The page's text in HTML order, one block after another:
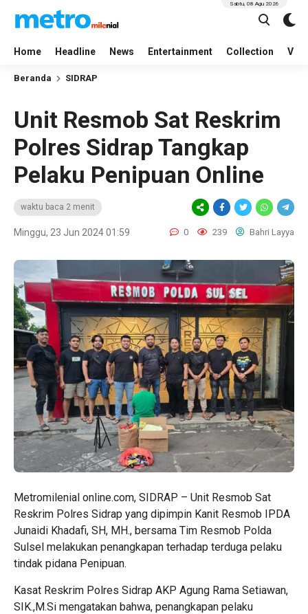
Home Headline News Entertainment Collection
Sabtu, 08 Agu 2026
Beranda SIDRAP
Unit Resmob Sat Reskrim
Polres Sidrap Tangkap
Pelaku Penipuan Online
waktu baca 2 menit
Minggu, 23 Jun 2024 01:59 0 239 Bahri Layya
Metromilenial online.com, SIDRAP – Unit Resmob Sat
Reskrim Polres Sidrap yang dipimpin Kanit Resmob IPDA
Junaidi Khadafi, SH, MH., bersama Tim Resmob Polda
Sulsel melakukan penangkapan terhadap terduga pelaku
tindak pidana Penipuan.
Kasat Reskrim Polres Sidrap AKP Agung Rama Setiawan,
SIK.,M.Si mengatakan bahwa, penangkapan pelaku